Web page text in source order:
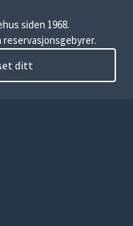
siden 1968.
ditt